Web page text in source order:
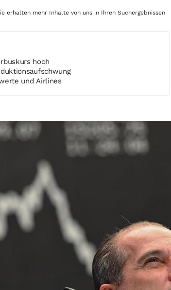
hoch
und Airlines
erhalten mehr Inhalte von uns in Ihren Suchergebnissen